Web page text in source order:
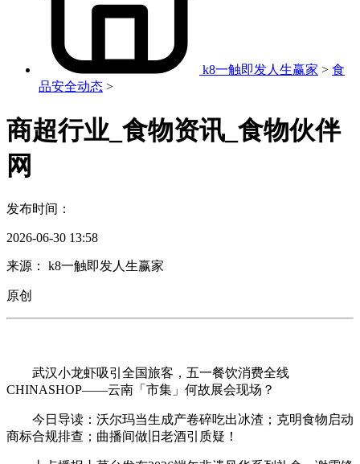
k8一触即发人生赢家 > 食
品安全动态 >
商超行业_食物资讯_食物伙伴
网
发布时间：
2026-06-30 13:58
来源： k8一触即发人生赢家
原创
武汉小龙虾吸引全国旅客，五一餐饮消费全线
CHINASHOP——云南「市集」何故展会现场？
今日导读：沃尔玛当生成产卷碎吃出冰渣；克明食物启动
商标合规排查；曲播间做旧老酒引质疑！